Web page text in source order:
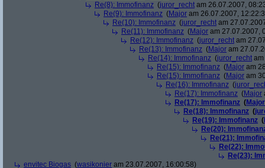
Re(8): Immofinanz (juror_recht am 26.07.2007,
Re(9): Immofinanz (Major am 26.07.2007,
Re(10): Immofinanz (juror_recht am
Re(11): Immofinanz (Major am 27.07.2007,
Re(12): Immofinanz (juror_recht am
Re(13): Immofinanz (Major am
Re(14): Immofinanz (juror_recht
Re(15): Immofinanz (Major am
Re(15): Immofinanz (Major am
Re(16): Immofinanz (
Re(17): Immofinanz (Major
Re(17): Immofinanz (Major
Re(18): Immofinanz (
Re(19): Immofinanz (
Re(20):
Re(21):
Re(22):
Re(23):
envitec Biogas (wasikonier am 23.07.2007, 16:00:58)